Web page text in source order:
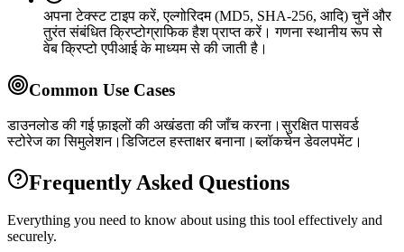
अपना टेक्स्ट टाइप करें, एल्गोरिदम (MD5, SHA-256, आदि) चुनें और
तुरंत संबंधित क्रिप्टोग्राफिक हैश प्राप्त करें। गणना स्थानीय रूप से
वेब क्रिप्टो एपीआई के माध्यम से की जाती है।
Common Use Cases
डाउनलोड की गई फ़ाइलों की अखंडता की जाँच करना।सुरक्षित पासवर्ड
स्टोरेज का सिमुलेशन।डिजिटल हस्ताक्षर बनाना।ब्लॉकचेन डेवलपमेंट।
Frequently Asked Questions
Everything you need to know about using this tool effectively and
securely.